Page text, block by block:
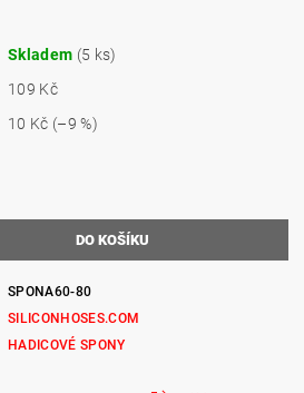
Skladem (5 ks)
109 Kč
10 Kč (–9 %)
SPONA60-80
SILICONHOSES.COM
HADICOVÉ SPONY